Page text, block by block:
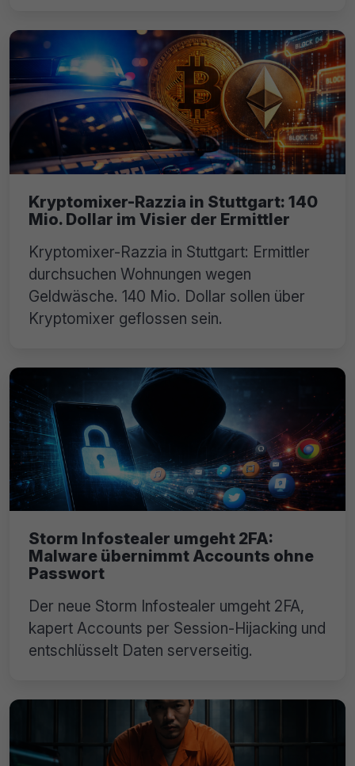
Kryptomixer-Razzia in Stuttgart: 140
Mio. Dollar im Visier der Ermittler
Kryptomixer-Razzia in Stuttgart: Ermittler
durchsuchen Wohnungen wegen
Geldwäsche. 140 Mio. Dollar sollen über
Kryptomixer geflossen sein.
Storm Infostealer umgeht 2FA:
Malware übernimmt Accounts ohne
Passwort
Der neue Storm Infostealer umgeht 2FA,
kapert Accounts per Session-Hijacking und
entschlüsselt Daten serverseitig.